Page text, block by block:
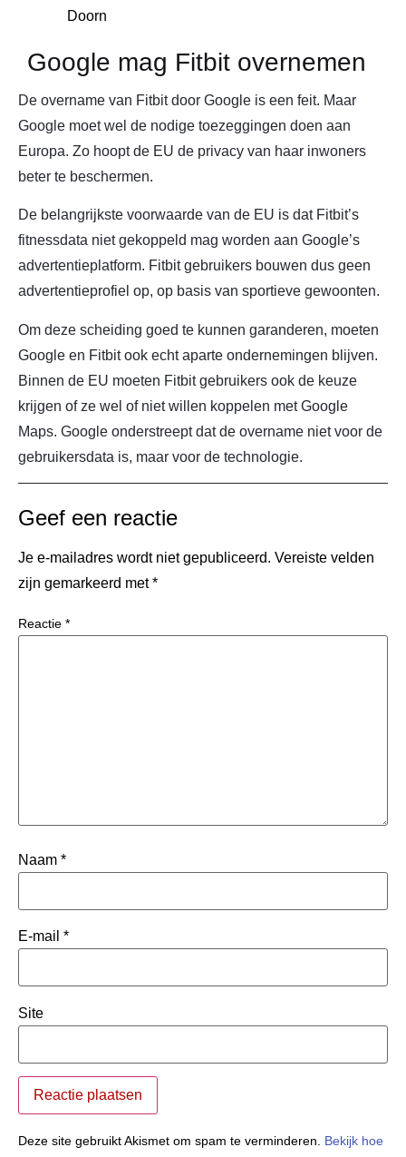
Doorn
Google mag Fitbit overnemen
De overname van Fitbit door Google is een feit. Maar
Google moet wel de nodige toezeggingen doen aan
Europa. Zo hoopt de EU de privacy van haar inwoners
beter te beschermen.
De belangrijkste voorwaarde van de EU is dat Fitbit’s
fitnessdata niet gekoppeld mag worden aan Google’s
advertentieplatform. Fitbit gebruikers bouwen dus geen
advertentieprofiel op, op basis van sportieve gewoonten.
Om deze scheiding goed te kunnen garanderen, moeten
Google en Fitbit ook echt aparte ondernemingen blijven.
Binnen de EU moeten Fitbit gebruikers ook de keuze
krijgen of ze wel of niet willen koppelen met Google
Maps. Google onderstreept dat de overname niet voor de
gebruikersdata is, maar voor de technologie.
Geef een reactie
Je e-mailadres wordt niet gepubliceerd. Vereiste velden
zijn gemarkeerd met*
Reactie *
Naam *
E-mail *
Site
Deze site gebruikt Akismet om spam te verminderen. Bekijk hoe